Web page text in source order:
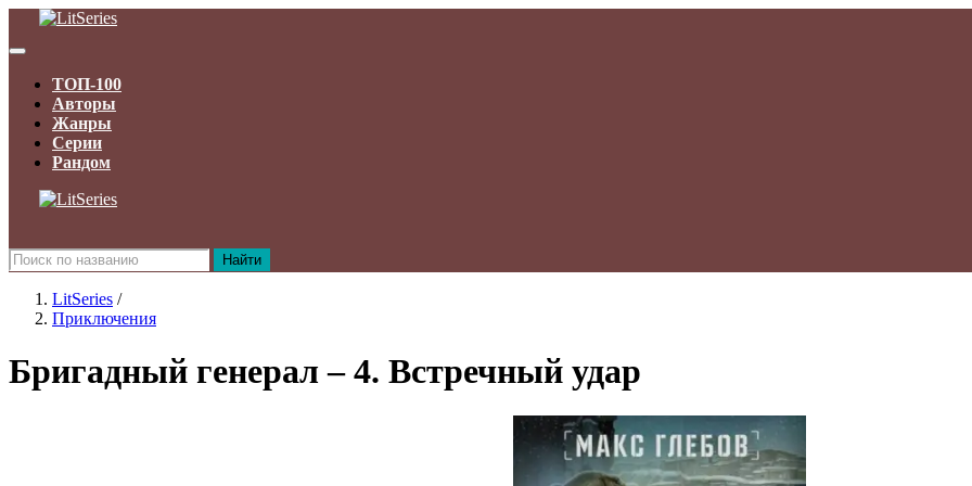
ТОП-100
Авторы
Жанры
Серии
Рандом
Найти
LitSeries /
Приключения
Бригадный генерал – 4. Встречный удар